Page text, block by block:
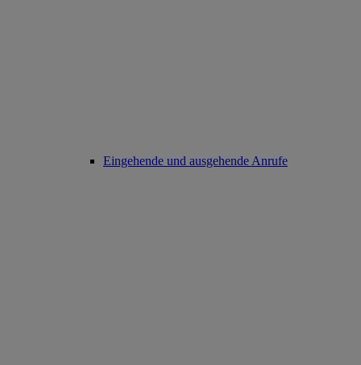
Eingehende und ausgehende Anrufe